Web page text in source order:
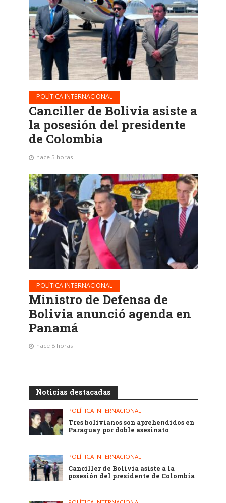
POLÍTICA INTERNACIONAL
Canciller de Bolivia asiste a
la posesión del presidente
de Colombia
hace 5 horas
POLÍTICA INTERNACIONAL
Ministro de Defensa de
Bolivia anunció agenda en
Panamá
hace 8 horas
Noticias destacadas
POLÍTICA INTERNACIONAL
Tres bolivianos son aprehendidos en
Paraguay por doble asesinato
POLÍTICA INTERNACIONAL
Canciller de Bolivia asiste a la
posesión del presidente de Colombia